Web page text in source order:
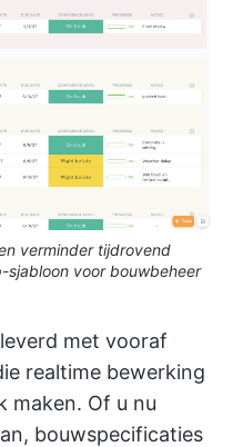
verminder tijdrovend
voor bouwbeheer
met vooraf
realtime bewerking
maken. Of u nu
bouwspecificaties